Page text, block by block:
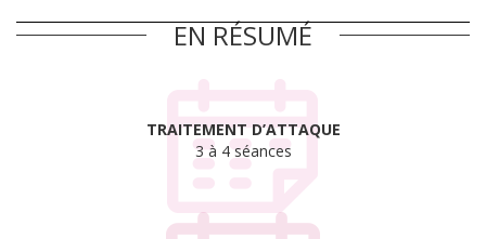
EN RÉSUMÉ
TRAITEMENT D’ATTAQUE
3 à 4 séances